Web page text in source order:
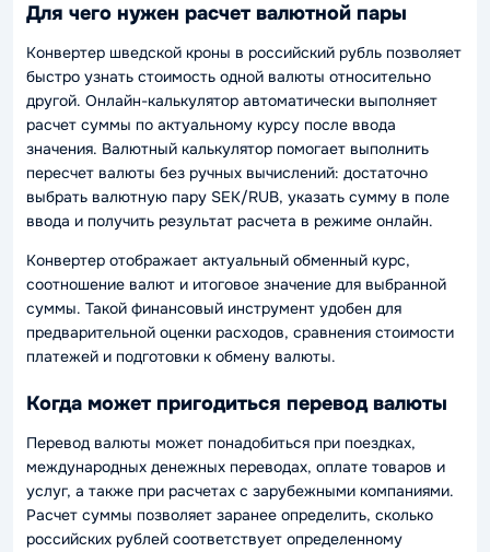
Для чего нужен расчет валютной пары
Конвертер шведской кроны в российский рубль позволяет
быстро узнать стоимость одной валюты относительно
другой. Онлайн-калькулятор автоматически выполняет
расчет суммы по актуальному курсу после ввода
значения. Валютный калькулятор помогает выполнить
пересчет валюты без ручных вычислений: достаточно
выбрать валютную пару SEK/RUB, указать сумму в поле
ввода и получить результат расчета в режиме онлайн.
Конвертер отображает актуальный обменный курс,
соотношение валют и итоговое значение для выбранной
суммы. Такой финансовый инструмент удобен для
предварительной оценки расходов, сравнения стоимости
платежей и подготовки к обмену валюты.
Когда может пригодиться перевод валюты
Перевод валюты может понадобиться при поездках,
международных денежных переводах, оплате товаров и
услуг, а также при расчетах с зарубежными компаниями.
Расчет суммы позволяет заранее определить, сколько
российских рублей соответствует определенному